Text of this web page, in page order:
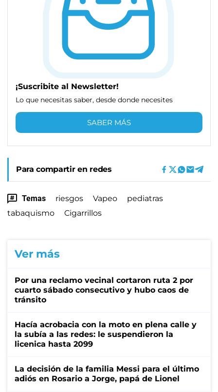
¡Suscribite al Newsletter!
Lo que necesitas saber, desde donde necesites
SABER MÁS
Para compartir en redes
Temas riesgos Vapeo
pediatras
tabaquismo
Cigarrillos
Ver más
Por una reclamo vecinal cortaron ruta 2 por
cuarto sábado consecutivo y hubo caos de
tránsito
Hacía acrobacia con la moto en plena calle y
la subía a las redes: le suspendieron la
licenica hasta 2099
La decisión de la familia Messi para el último
adiós en Rosario a Jorge, papá de Lionel